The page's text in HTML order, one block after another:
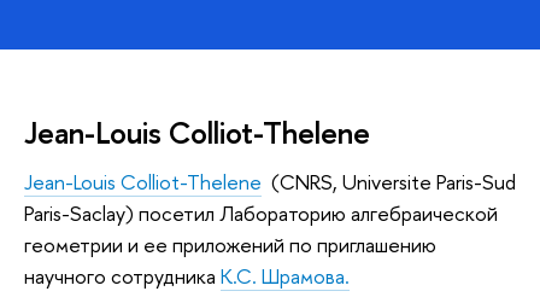
Jean-Louis Colliot-Thelene
Jean-Louis Colliot-Thelene (CNRS, Universite Paris-Sud
Paris-Saclay) посетил Лабораторию алгебраической
геометрии и ее приложений по приглашению
научного сотрудника К.С. Шрамова.